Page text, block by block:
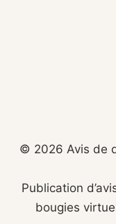
© 2026 Avis de
Publication
bougies